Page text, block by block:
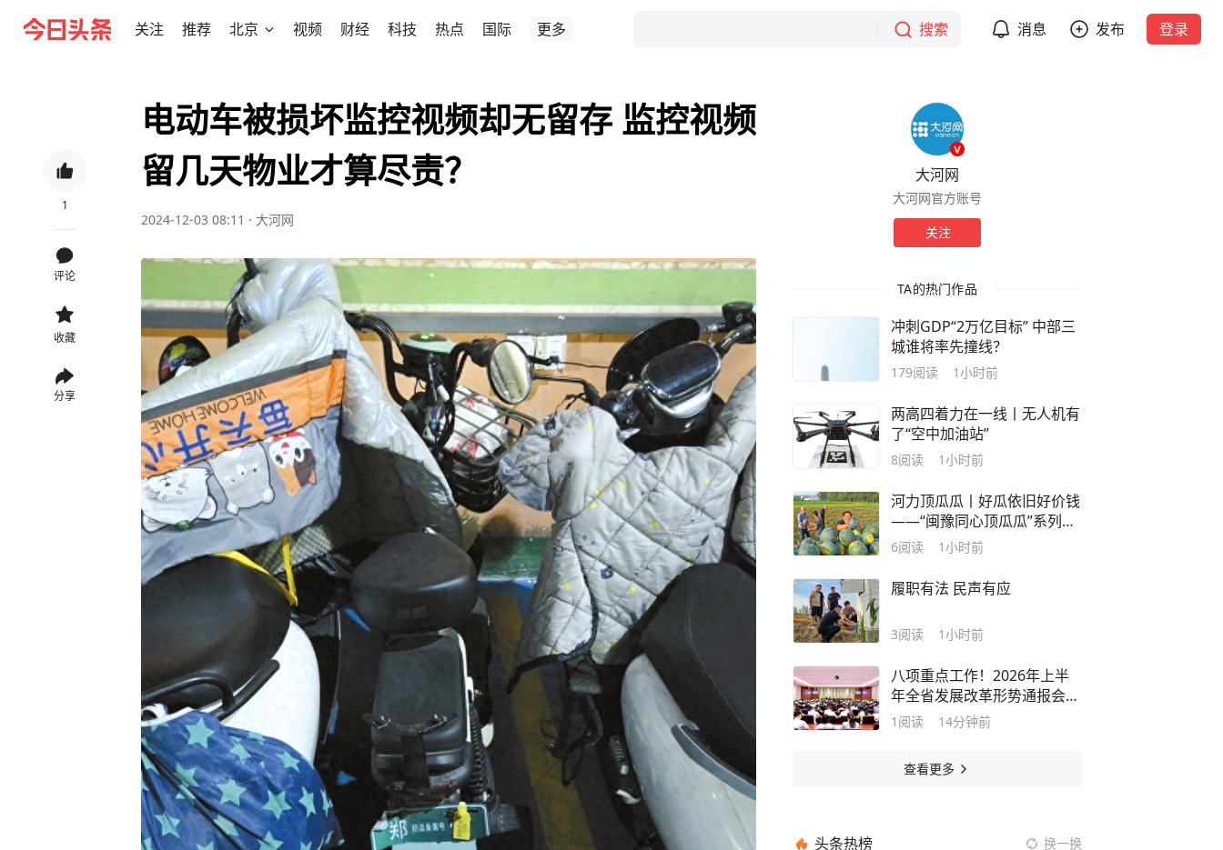
关注 推荐 北京 视频 财经 科技 热点 国际 更多 搜索 消息 发布 登录
1
评论
收藏
分享
电动车被损坏监控视频却无留存 监控视频
留几天物业才算尽责？
2024-12-03 08:11 · 大河网
大河网
大河网官方账号
关注
TA的热门作品
冲刺GDP“2万亿目标” 中部三
城谁将率先撞线？
179阅读 1小时前
两高四着力在一线丨无人机有
了“空中加油站”
8阅读 1小时前
河力顶瓜瓜丨好瓜依旧好价钱
——“闽豫同心顶瓜瓜”系列报
道之二
6阅读 1小时前
履职有法 民声有应
3阅读 1小时前
八项重点工作！2026年上半
年全省发展改革形势通报会召
开
1 阅读 14分钟前
查看更多
头条热榜 换一换